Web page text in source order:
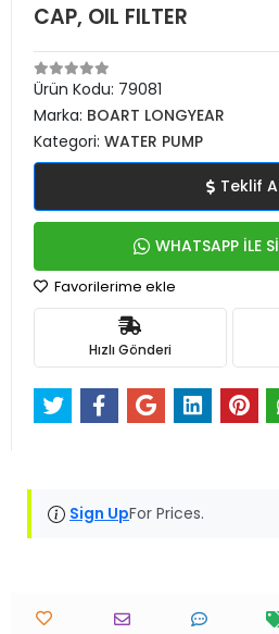
CAP, OIL FILTER
Ürün Kodu: 79081
Marka: BOART LONGYEAR
Kategori: WATER PUMP
Teklif
WHATSAPP İLE
Favorilerime ekle
Hızlı Gönderi
Sign UpFor Prices.